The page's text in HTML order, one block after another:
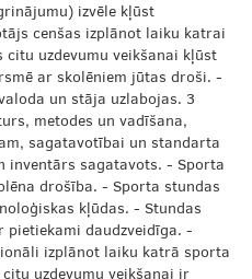
izvēle kļūst
cenšas izplānot laiku katrai
uzdevumu veikšanai kļūst
ar skolēniem jūtas droši. -
un stāja uzlabojas. 3
metodes un vadīšana,
sagatavotībai un standarta
inventārs sagatavots. - Sporta
drošība. - Sporta stundas
kļūdas. - Stundas
pietiekami daudzveidīga. -
izplānot laiku katrā sporta
uzdevumu veikšanai ir